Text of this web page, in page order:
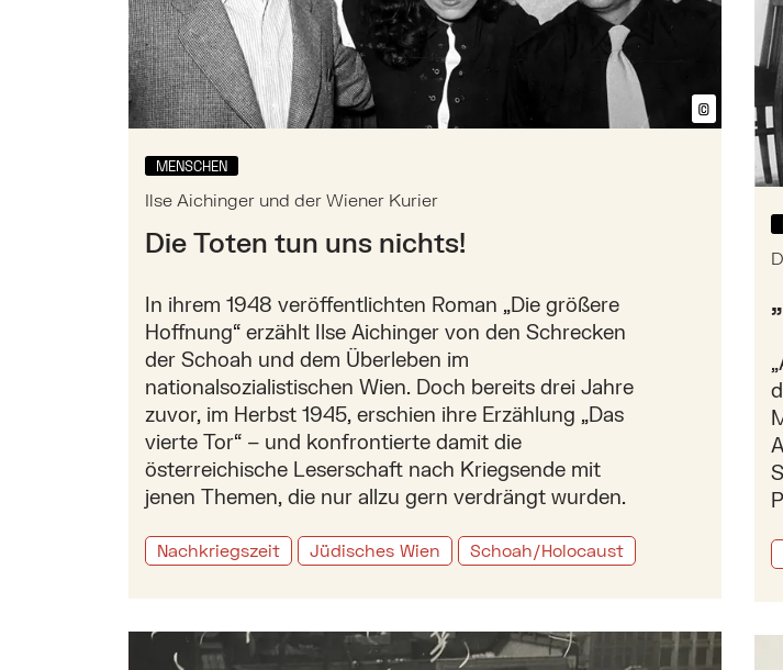
©
MENSCHEN
Ilse Aichinger und der Wiener Kurier
Die Toten tun uns nichts!
In ihrem 1948 veröffentlichten Roman „Die größere
Hoffnung“ erzählt Ilse Aichinger von den Schrecken
der Schoah und dem Überleben im
nationalsozialistischen Wien. Doch bereits drei Jahre
zuvor, im Herbst 1945, erschien ihre Erzählung „Das
vierte Tor“ – und konfrontierte damit die
österreichische Leserschaft nach Kriegsende mit
jenen Themen, die nur allzu gern verdrängt wurden.
Nachkriegszeit Jüdisches Wien Schoah/Holocaust
Mehr zu: Rückkehrberichterstattung in der US-amerikanischen